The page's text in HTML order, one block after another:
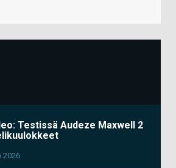
Testissä Audeze Maxwell 2